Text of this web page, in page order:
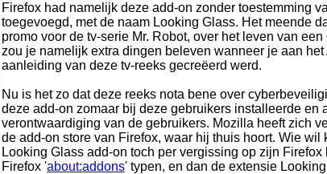
Firefox had namelijk deze add-on zonder toestemming
toegevoegd, met de naam Looking Glass. Het meende
promo voor de tv-serie Mr. Robot, over het leven van
zou je namelijk extra dingen beleven wanneer je aan
aanleiding van deze tv-reeks gecreëerd werd.
Nu is het zo dat deze reeks nota bene over
deze add-on zomaar bij deze gebruikers installeerde en
verontwaardiging van de gebruikers. Mozilla heeft zich
de add-on store van Firefox, waar hij thuis hoort. Wie
Looking Glass add-on toch per vergissing op zijn
Firefox 'about:addons' typen, en dan de extensie